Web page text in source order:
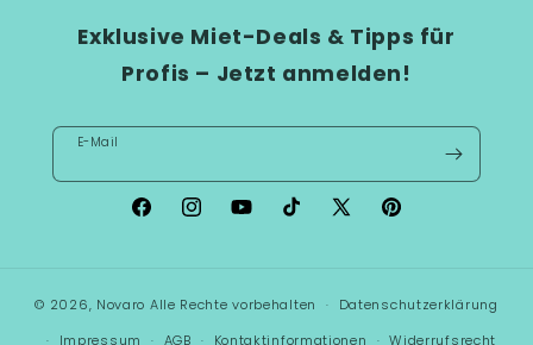
Exklusive Miet-Deals & Tipps für
Profis – Jetzt anmelden!
E-Mail
FacebookInstagramYouTubeTikTok X
Pinterest
© 2026, Novaro Alle Rechte vorbehalten
Datenschutzerklärung
Impressum
AGB Kontaktinformationen Widerrufsrecht